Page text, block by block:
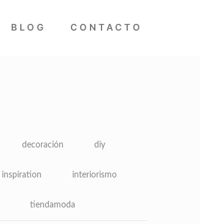
BLOG CONTACTO
decoración diy
inspiration interiorismo
tiendamoda